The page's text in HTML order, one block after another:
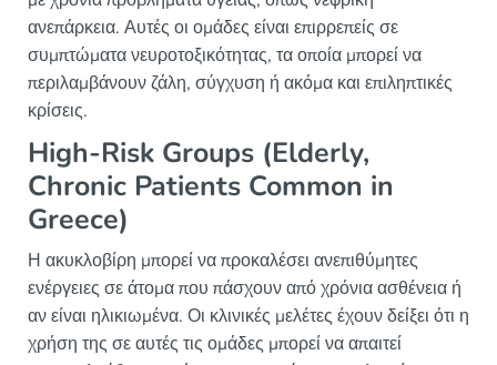
ανεπάρκεια. Αυτές οι ομάδες είναι επιρρεπείς σε
συμπτώματα νευροτοξικότητας, τα οποία μπορεί να
περιλαμβάνουν ζάλη, σύγχυση ή ακόμα και επιληπτικές
κρίσεις.
High-Risk Groups (Elderly,
Chronic Patients Common in
Greece)
Η ακυκλοβίρη μπορεί να προκαλέσει ανεπιθύμητες
ενέργειες σε άτομα που πάσχουν από χρόνια ασθένεια ή
αν είναι ηλικιωμένα. Οι κλινικές μελέτες έχουν δείξει ότι η
χρήση της σε αυτές τις ομάδες μπορεί να απαιτεί